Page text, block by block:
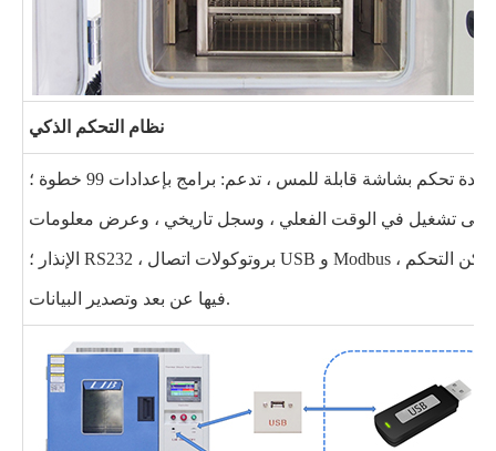
نظام التحكم الذكي
وحدة تحكم بشاشة قابلة للمس ، تدعم: برامج بإعدادات 99 خطوة ؛
تشغيل في الوقت الفعلي ، وسجل تاريخي ، وعرض معلومات
الإنذار ؛ RS232 ، بروتوكولات اتصال USB و Modbus ، ويمكن التحكم
فيها عن بعد وتصدير البيانات.